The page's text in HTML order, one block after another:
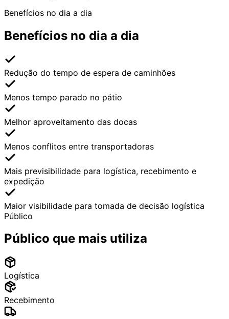
Benefícios no dia a dia
Benefícios no dia a dia
Redução do tempo de espera de caminhões
Menos tempo parado no pátio
Melhor aproveitamento das docas
Menos conflitos entre transportadoras
Mais previsibilidade para logística, recebimento e
expedição
Maior visibilidade para tomada de decisão logística
Público
Público que mais utiliza
Logística
Recebimento